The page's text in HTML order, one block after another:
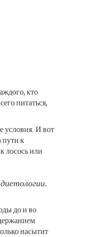
кто
питаться,
условия. И вот
пути к
лосось или
до и во
насытит